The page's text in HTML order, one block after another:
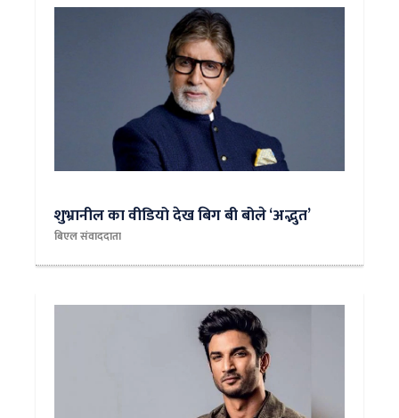
शुभ्रानील का वीडियो देख बिग बी बोले ‘अद्भुत’
बिएल संवाददाता